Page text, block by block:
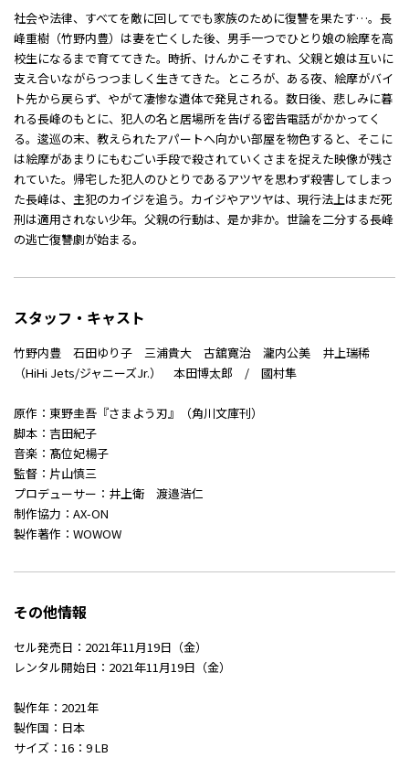
社会や法律、すべてを敵に回してでも家族のために復讐を果たす…。長
峰重樹（竹野内豊）は妻を亡くした後、男手一つでひとり娘の絵摩を高
校生になるまで育ててきた。時折、けんかこそすれ、父親と娘は互いに
支え合いながらつつましく生きてきた。ところが、ある夜、絵摩がバイ
ト先から戻らず、やがて凄惨な遺体で発見される。数日後、悲しみに暮
れる長峰のもとに、犯人の名と居場所を告げる密告電話がかかってく
る。逡巡の末、教えられたアパートへ向かい部屋を物色すると、そこに
は絵摩があまりにもむごい手段で殺されていくさまを捉えた映像が残さ
れていた。帰宅した犯人のひとりであるアツヤを思わず殺害してしまっ
た長峰は、主犯のカイジを追う。カイジやアツヤは、現行法上はまだ死
刑は適用されない少年。父親の行動は、是か非か。世論を二分する長峰
の逃亡復讐劇が始まる。
スタッフ・キャスト
竹野内豊 石田ゆり子 三浦貴大 古舘寛治 瀧内公美 井上瑞稀
（HiHi Jets/ジャニーズJr.） 本田博太郎 / 國村隼
原作：東野圭吾『さまよう刃』（角川文庫刊）
脚本：吉田紀子
音楽：髙位妃楊子
監督：片山慎三
プロデューサー：井上衛 渡邉浩仁
制作協力：AX-ON
製作著作：WOWOW
その他情報
セル発売日：2021年11月19日（金）
レンタル開始日：2021年11月19日（金）
製作年：2021年
製作国：日本
サイズ：16：9 LB